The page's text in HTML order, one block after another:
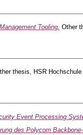
Tooling. Other
thesis, HSR
Event Processing
des Polycom